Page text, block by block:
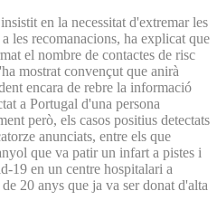
en la necessitat d'extremar les
les recomanacions, ha explicat que
el nombre de contactes de risc
mostrat convençut que anirà
encara de rebre la informació
a Portugal d'una persona
però, els casos positius detectats
anunciats, entre els que
que va patir un infart a pistes i
19 en un centre hospitalari a
20 anys que ja va ser donat d'alta